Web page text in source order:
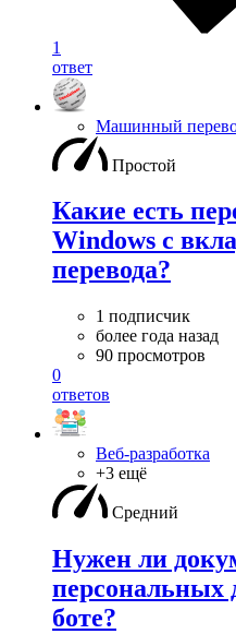
1
ответ
Машинный
Простой
Какие есть
Windows с
перевода?
1 подписчик
более года назад
90 просмотров
0
ответов
Веб-разработка
+3 ещё
Средний
Нужен ли
персональных
боте?